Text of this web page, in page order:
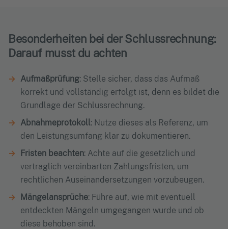
Besonderheiten bei der Schlussrechnung:
Darauf musst du achten
Aufmaßprüfung: Stelle sicher, dass das Aufmaß
korrekt und vollständig erfolgt ist, denn es bildet die
Grundlage der Schlussrechnung.
Abnahmeprotokoll: Nutze dieses als Referenz, um
den Leistungsumfang klar zu dokumentieren.
Fristen beachten: Achte auf die gesetzlich und
vertraglich vereinbarten Zahlungsfristen, um
rechtlichen Auseinandersetzungen vorzubeugen.
Mängelansprüche: Führe auf, wie mit eventuell
entdeckten Mängeln umgegangen wurde und ob
diese behoben sind.